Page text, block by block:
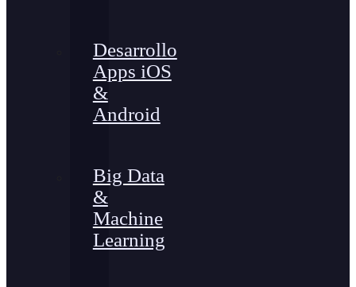
Desarrollo
Apps iOS
&
Android
Big Data
&
Machine
Learning